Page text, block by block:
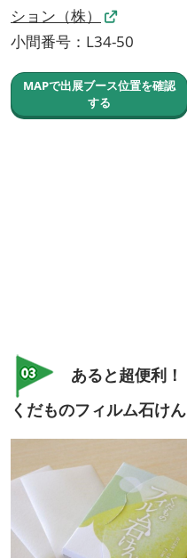
ション（株）
小間番号：L34-50
MAPで出展ブース位置を確認
する
あると超便利！
くだものフィルム石けん